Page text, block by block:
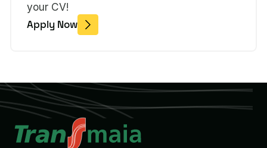
your CV!
Apply Now